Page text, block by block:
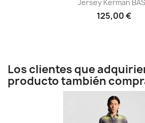
Jersey Kerman
125,00 €
Los clientes que
producto también